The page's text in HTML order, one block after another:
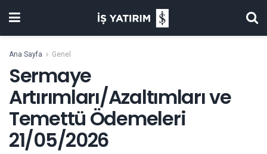
Ana Sayfa Genel
Sermaye
Artırımları/Azaltımları ve
Temettü Ödemeleri
21/05/2026